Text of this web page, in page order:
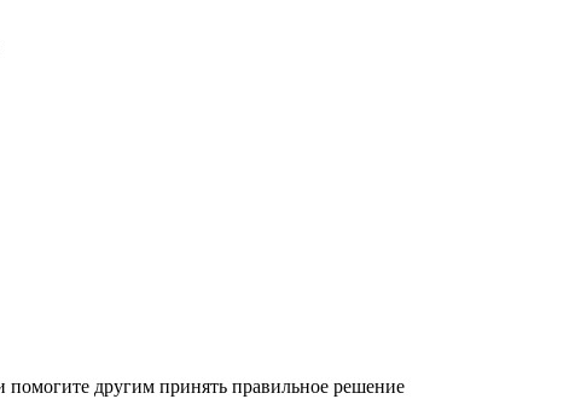
помогите другим принять правильное решение